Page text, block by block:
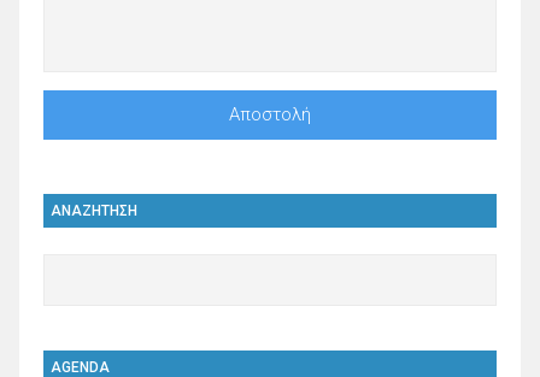
ΑΝΑΖΗΤΗΣΗ
AGENDA